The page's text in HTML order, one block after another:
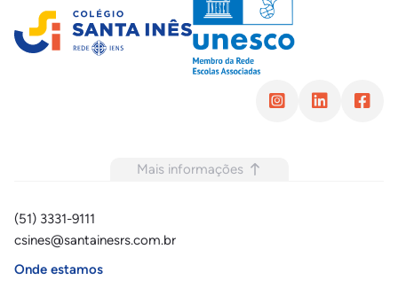
Mais informações
(51) 3331-9111
csines@santainesrs.com.br
Onde estamos